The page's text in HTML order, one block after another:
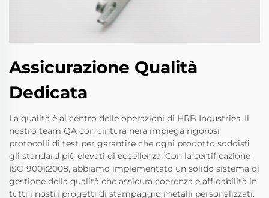
Assicurazione Qualità
Dedicata
La qualità è al centro delle operazioni di HRB Industries. Il
nostro team QA con cintura nera impiega rigorosi
protocolli di test per garantire che ogni prodotto soddisfi
gli standard più elevati di eccellenza. Con la certificazione
ISO 9001:2008, abbiamo implementato un solido sistema di
gestione della qualità che assicura coerenza e affidabilità in
tutti i nostri progetti di stampaggio metalli personalizzati.